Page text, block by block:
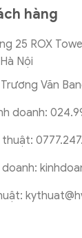
hàng
25 ROX
Nội
Văn
doanh:
thuật:
doanh: